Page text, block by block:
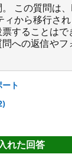
この質問は
ィから移行さ
することはで
への返信やフ
ート
れた回答